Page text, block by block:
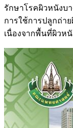
รักษาโรคผิวหนังบ
การใช้การปลูกถ่า
เนื่องจากพื้นที่ผิวห